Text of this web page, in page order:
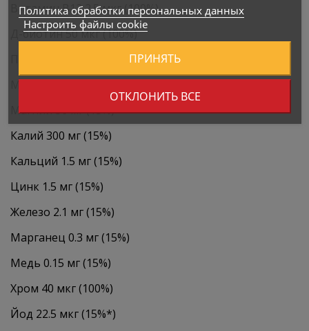
Витамин B12 2.5 мкг (100%)
Д-биотин 50 мкг (100%)
Пантотеновая кислота 6 мг (100%)
Магний 56 мг (15%)
Калий 300 мг (15%)
Кальций 1.5 мг (15%)
Цинк 1.5 мг (15%)
Железо 2.1 мг (15%)
Марганец 0.3 мг (15%)
Медь 0.15 мг (15%)
Хром 40 мкг (100%)
Йод 22.5 мкг (15%*)
Политика обработки персональных данных
Настроить файлы cookie
ОТКЛОНИТЬ ВСЕ
ПРИНЯТЬ